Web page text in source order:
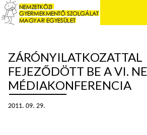
ZÁRÓNYILATKOZATTAL
FEJEZŐDÖTT BE A VI.
MÉDIAKONFERENCIA
2011. 09. 29.